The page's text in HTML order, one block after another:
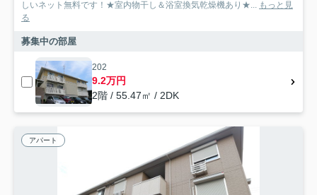
しいネット無料です！★室内物干し＆浴室換気乾燥機あり★... もっと見
る
募集中の部屋
202
9.2万円
2階 / 55.47㎡ / 2DK
アパート